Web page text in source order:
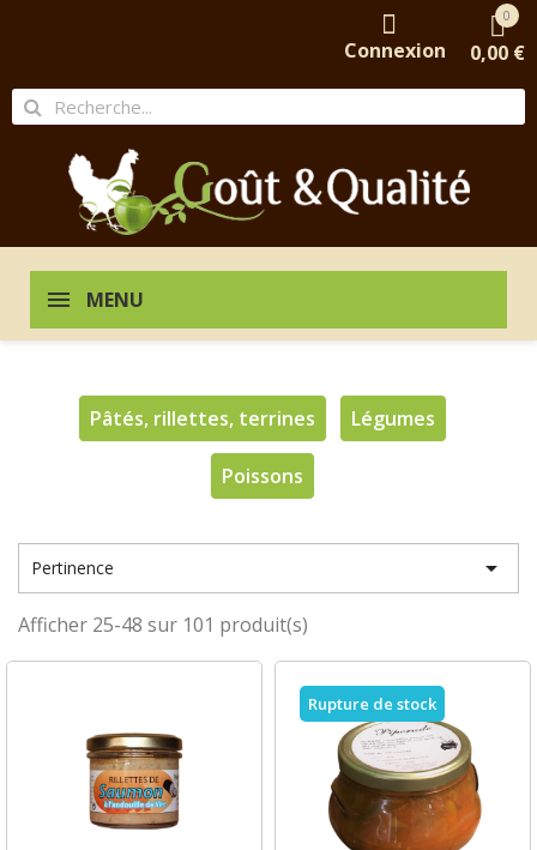
Connexion
0
0,00 €
MENU
Pâtés, rillettes, terrines Légumes
Poissons
Pertinence 
Afficher 25-48 sur 101 produit(s)
Rupture de stock